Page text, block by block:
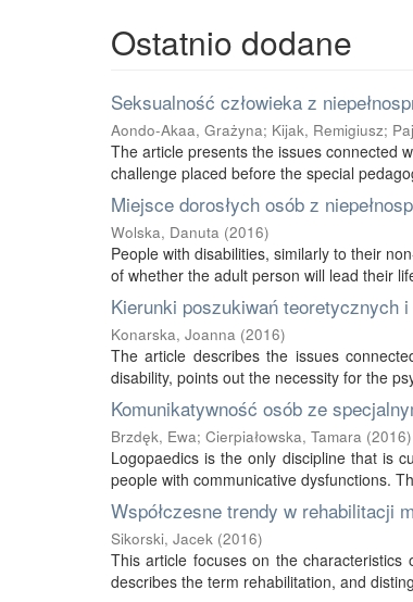
Ostatnio dodane
Seksualność człowieka z
Aondo-Akaa, Grażyna; Kijak, Remigiusz;
The article presents the issues connected
challenge placed before the special
Miejsce dorosłych osób z
Wolska, Danuta (2016)
People with disabilities, similarly to their
of whether the adult person will lead their
Kierunki poszukiwań teoretycznych
Konarska, Joanna (2016)
The article describes the issues
disability, points out the necessity for the
Komunikatywność osób ze
Brzdęk, Ewa; Cierpiałowska, Tamara (2016)
Logopaedics is the only discipline that is
people with communicative dysfunctions.
Współczesne trendy w rehabilitacji
Sikorski, Jacek (2016)
This article focuses on the
describes the term rehabilitation, and